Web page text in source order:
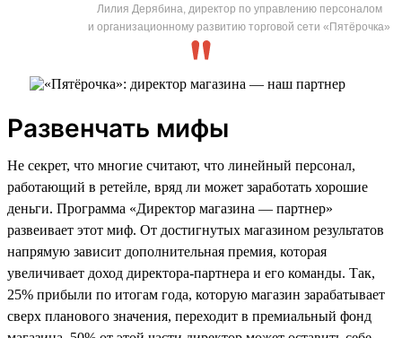
Лилия Дерябина, директор по управлению персоналом
и организационному развитию торговой сети «Пятёрочка»
Развенчать мифы
Не секрет, что многие считают, что линейный персонал,
работающий в ретейле, вряд ли может заработать хорошие
деньги. Программа «Директор магазина — партнер»
развеивает этот миф. От достигнутых магазином результатов
напрямую зависит дополнительная премия, которая
увеличивает доход директора-партнера и его команды. Так,
25% прибыли по итогам года, которую магазин зарабатывает
сверх планового значения, переходит в премиальный фонд